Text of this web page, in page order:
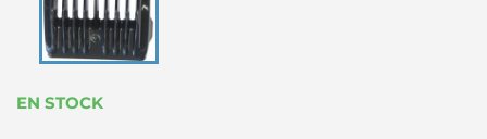
EN STOCK